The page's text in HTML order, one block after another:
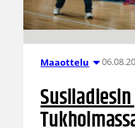
Maaottelu